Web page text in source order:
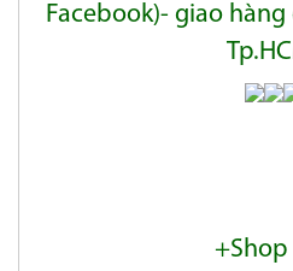
Facebook)- giao
+Shop AHA